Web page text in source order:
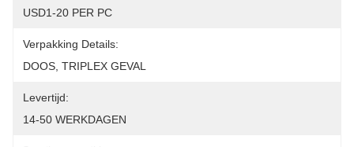
USD1-20 PER PC
Verpakking Details:
DOOS, TRIPLEX GEVAL
Levertijd:
14-50 WERKDAGEN